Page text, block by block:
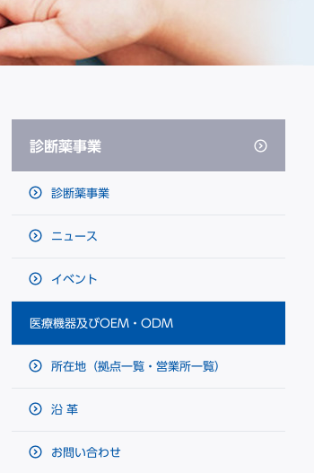
診断薬事業
診断薬事業
ニュース
イベント
医療機器及びOEM・ODM
所在地（拠点一覧・営業所一覧）
沿 革
お問い合わせ